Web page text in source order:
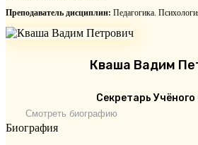
Преподаватель дисциплин: Педагогика.
Кваша Вадим
Секретарь
Смотреть биографию
Биография